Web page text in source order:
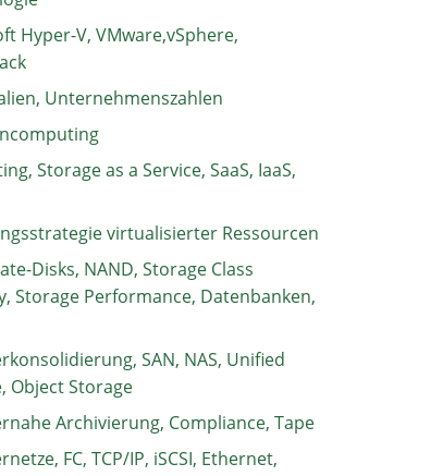
Hyper-V, VMware,vSphere,
Unternehmenszahlen
Storage as a Service, SaaS, IaaS,
virtualisierter Ressourcen
Disks, NAND, Storage Class
Storage Performance, Datenbanken,
SAN, NAS, Unified
Object Storage
Archivierung, Compliance, Tape
FC, TCP/IP, iSCSI, Ethernet,